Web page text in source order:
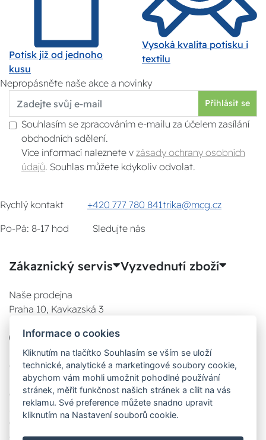
Potisk již od jednoho
kusu
Vysoká kvalita potisku i
textilu
Nepropásněte naše akce a novinky
Přihlásit se
Souhlasím se zpracováním e-mailu za účelem zasílání
obchodních sdělení.
Více informací naleznete v zásady ochrany osobních
údajů . Souhlas můžete kdykoliv odvolat.
Rychlý kontakt +420 777 780 841trika@mcg.cz
Po-Pá: 8-17 hod
Sledujte nás
Zákaznický servis Vyzvednutí zboží
Naše prodejna
Praha 10, Kavkazská 3
777 780 841
08:00 - 17:00
08:00 - 17:00
08:00 - 17:00
Čt:
Informace o cookies
Kliknutím na tlačítko Souhlasím se vším se uloží
technické, analytické a marketingové soubory cookie,
abychom vám mohli umožnit pohodlné používání
stránek, měřit funkčnost našich stránek a cílit na vás
reklamu. Své preference můžete snadno upravit
kliknutím na Nastavení souborů cookie.